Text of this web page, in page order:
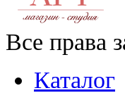
Все права
Каталог